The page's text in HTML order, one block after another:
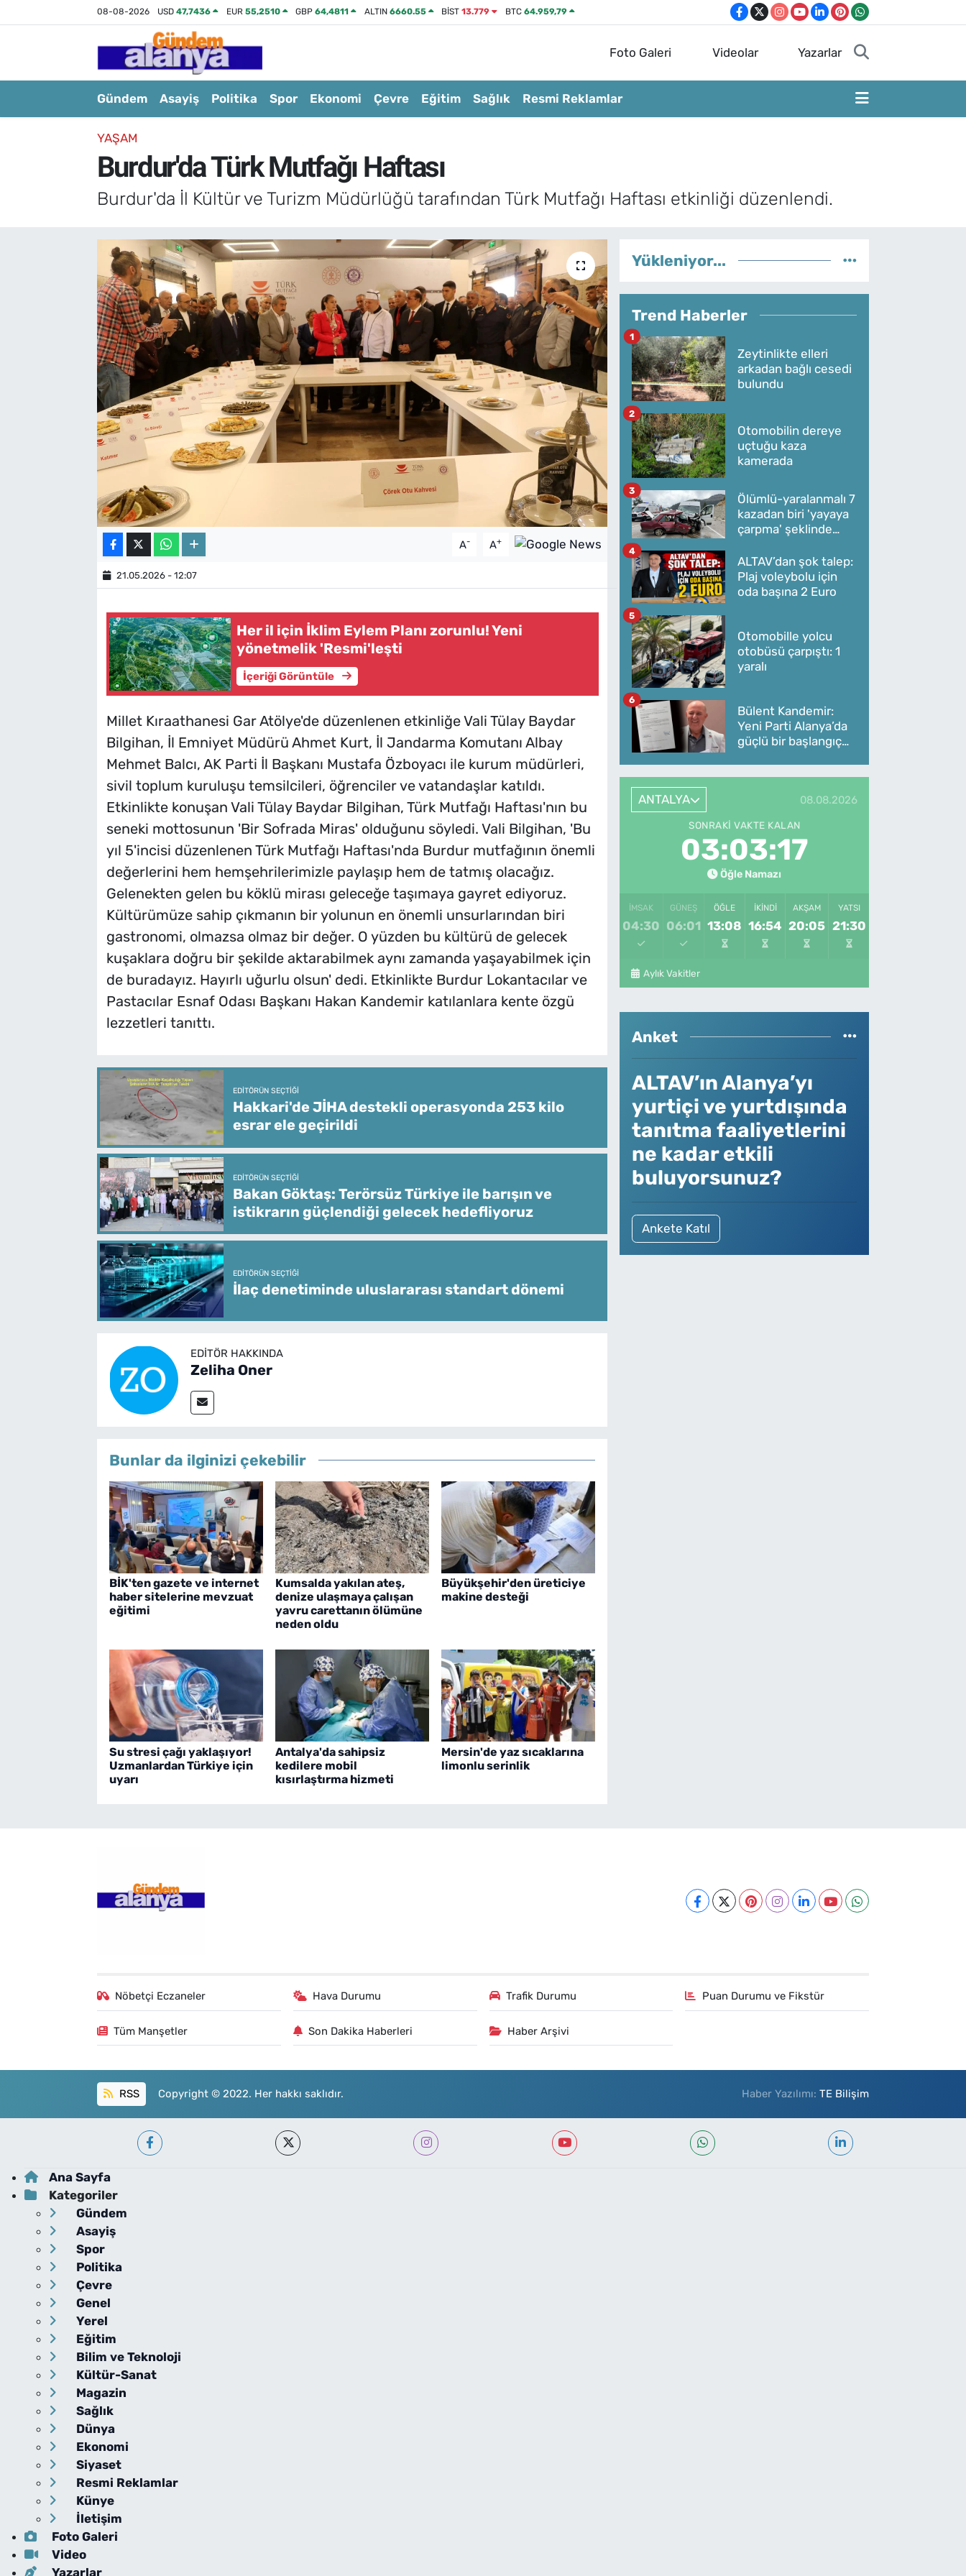
08-08-2026 USD47,7436 EUR 55,2510 GBP64,4811 ALTIN 6660.55 BİST13.779 BTC 64.959,79
Foto Galeri Videolar Yazarlar
Gündem Asayiş Politika Spor Ekonomi Çevre Eğitim Sağlık Resmi Reklamlar
YAŞAM
Burdur'da Türk Mutfağı Haftası
Burdur'da İl Kültür ve Turizm Müdürlüğü tarafından Türk Mutfağı Haftası etkinliği düzenlendi.
A- A+
21.05.2026 - 12:07
Her il için İklim Eylem Planı zorunlu! Yeni
yönetmelik 'Resmi'leşti
İçeriği Görüntüle
Millet Kıraathanesi Gar Atölye'de düzenlenen etkinliğe Vali Tülay Baydar
Bilgihan, İl Emniyet Müdürü Ahmet Kurt, İl Jandarma Komutanı Albay
Mehmet Balcı, AK Parti İl Başkanı Mustafa Özboyacı ile kurum müdürleri,
sivil toplum kuruluşu temsilcileri, öğrenciler ve vatandaşlar katıldı.
Etkinlikte konuşan Vali Tülay Baydar Bilgihan, Türk Mutfağı Haftası'nın bu
seneki mottosunun 'Bir Sofrada Miras' olduğunu söyledi. Vali Bilgihan, 'Bu
yıl 5'incisi düzenlenen Türk Mutfağı Haftası'nda Burdur mutfağının önemli
değerlerini hem hemşehrilerimizle paylaşıp hem de tatmış olacağız.
Gelenekten gelen bu köklü mirası geleceğe taşımaya gayret ediyoruz.
Kültürümüze sahip çıkmanın bir yolunun en önemli unsurlarından biri
gastronomi, olmazsa olmaz bir değer. O yüzden bu kültürü de gelecek
kuşaklara doğru bir şekilde aktarabilmek aynı zamanda yaşayabilmek için
de buradayız. Hayırlı uğurlu olsun' dedi. Etkinlikte Burdur Lokantacılar ve
Pastacılar Esnaf Odası Başkanı Hakan Kandemir katılanlara kente özgü
lezzetleri tanıttı.
EDITÖRÜN SEÇTIĞI
Hakkari'de JİHA destekli operasyonda 253 kilo
esrar ele geçirildi
EDITÖRÜN SEÇTIĞI
Bakan Göktaş: Terörsüz Türkiye ile barışın ve
istikrarın güçlendiği gelecek hedefliyoruz
EDITÖRÜN SEÇTIĞI
İlaç denetiminde uluslararası standart dönemi
EDITÖR HAKKINDA
Zeliha Oner
Bunlar da ilginizi çekebilir
BİK'ten gazete ve internet
haber sitelerine mevzuat
eğitimi
Kumsalda yakılan ateş,
denize ulaşmaya çalışan
yavru carettanın ölümüne
neden oldu
Büyükşehir'den üreticiye
makine desteği
Su stresi çağı yaklaşıyor!
Uzmanlardan Türkiye için
uyarı
Antalya'da sahipsiz
kedilere mobil
kısırlaştırma hizmeti
Mersin'de yaz sıcaklarına
limonlu serinlik
Yükleniyor...
Trend Haberler
Zeytinlikte elleri
arkadan bağlı cesedi
bulundu
1
Otomobilin dereye
uçtuğu kaza
kamerada
2
Ölümlü-yaralanmalı 7
kazadan biri 'yayaya
çarpma' şeklinde
3
ALTAV’dan şok talep:
Plaj voleybolu için
oda başına 2 Euro
4
Otomobille yolcu
otobüsü çarpıştı: 1
yaralı
5
Bülent Kandemir:
Yeni Parti Alanya’da
güçlü bir başlangıç
6
ANTALYA 08.08.2026
SONRAKI VAKTE KALAN
03:03:17
Öğle Namazı
İMSAK
04:30
GÜNEŞ
06:01
ÖĞLE
13:08
İKINDI
16:54
AKŞAM
20:05
YATSI
21:30
Aylık Vakitler
Anket
ALTAV’ın Alanya’yı
yurtiçi ve yurtdışında
tanıtma faaliyetlerini
ne kadar etkili
buluyorsunuz?
Ankete Katıl
Nöbetçi Eczaneler Hava Durumu Trafik Durumu Puan Durumu ve Fikstür
Tüm Manşetler Son Dakika Haberleri Haber Arşivi
RSS Copyright © 2022. Her hakkı saklıdır. Haber Yazılımı:TE Bilişim
Ana Sayfa
Kategoriler
Gündem
Asayiş
Spor
Politika
Çevre
Genel
Yerel
Eğitim
Bilim ve Teknoloji
Kültür-Sanat
Magazin
Sağlık
Dünya
Ekonomi
Siyaset
Resmi Reklamlar
Künye
İletişim
Foto Galeri
Video
Yazarlar